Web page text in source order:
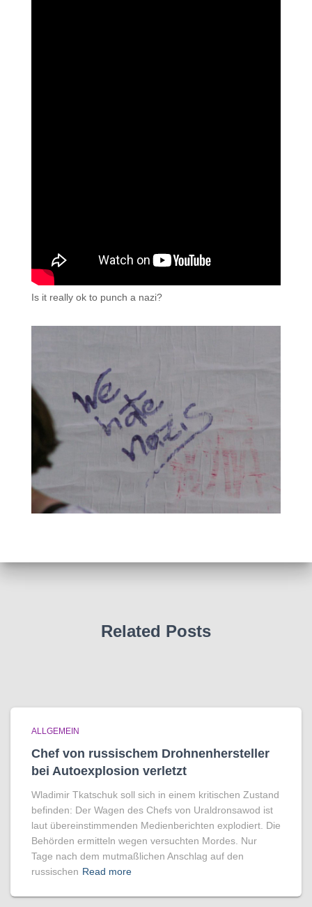
Is it really ok to punch a nazi?
Related Posts
ALLGEMEIN
Chef von russischem Drohnenhersteller
bei Autoexplosion verletzt
Wladimir Tkatschuk soll sich in einem kritischen Zustand
befinden: Der Wagen des Chefs von Uraldronsawod ist
laut übereinstimmenden Medienberichten explodiert. Die
Behörden ermitteln wegen versuchten Mordes. Nur
Tage nach dem mutmaßlichen Anschlag auf den
russischen Read more